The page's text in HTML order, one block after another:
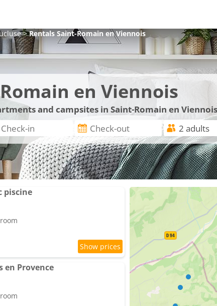
>RentalsSaint-Romain en Viennois
en Viennois
and campsites in Saint-Romain en
piscine
en Provence